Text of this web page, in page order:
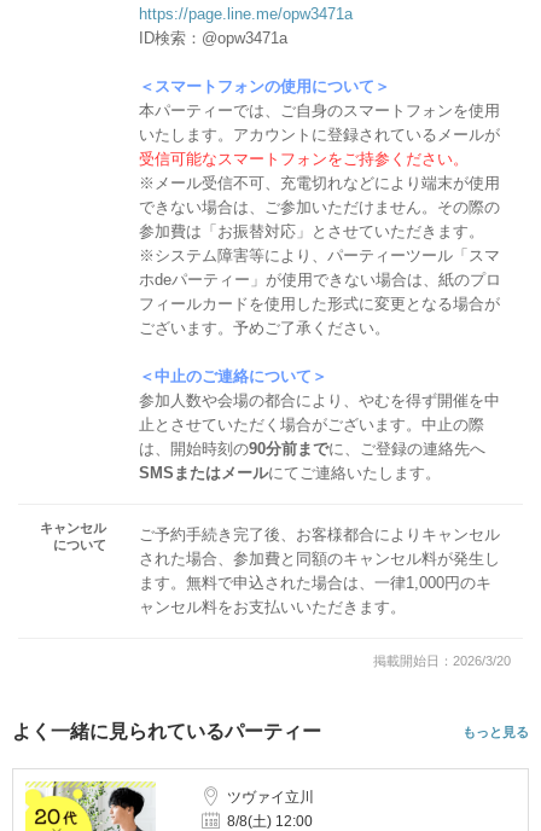
https://page.line.me/opw3471a
ID検索：@opw3471a
＜スマートフォンの使用について＞
本パーティーでは、ご自身のスマートフォンを使用
いたします。アカウントに登録されているメールが
受信可能なスマートフォンをご持参ください。
※メール受信不可、充電切れなどにより端末が使用
できない場合は、ご参加いただけません。その際の
参加費は「お振替対応」とさせていただきます。
※システム障害等により、パーティーツール「スマ
ホdeパーティー」が使用できない場合は、紙のプロ
フィールカードを使用した形式に変更となる場合が
ございます。予めご了承ください。
＜中止のご連絡について＞
参加人数や会場の都合により、やむを得ず開催を中
止とさせていただく場合がございます。中止の際
は、開始時刻の90分前までに、ご登録の連絡先へ
SMSまたはメールにてご連絡いたします。
キャンセル
について
ご予約手続き完了後、お客様都合によりキャンセル
された場合、参加費と同額のキャンセル料が発生し
ます。無料で申込された場合は、一律1,000円のキ
ャンセル料をお支払いいただきます。
掲載開始日：2026/3/20
よく一緒に見られているパーティー もっと見る
ツヴァイ立川
8/8(土) 12:00